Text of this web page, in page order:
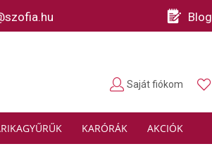
Blog
KARÓRÁK AKCIÓK
Saját fiókom